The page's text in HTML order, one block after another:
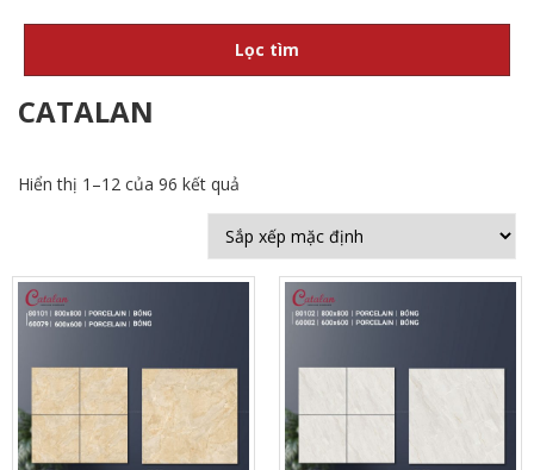
Lọc tìm
CATALAN
Hiển thị 1–12 của 96 kết quả